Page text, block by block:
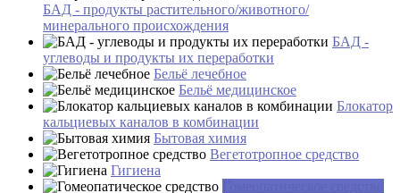
БАД - продукты растительного/животного/
минерального происхождения
БАД -
углеводы и продукты их переработки
Бельё лечебное
Бельё медицинское
Блокатор
кальциевых каналов в комбинации
Бытовая химия
Вегетотропное средство
Гигиена